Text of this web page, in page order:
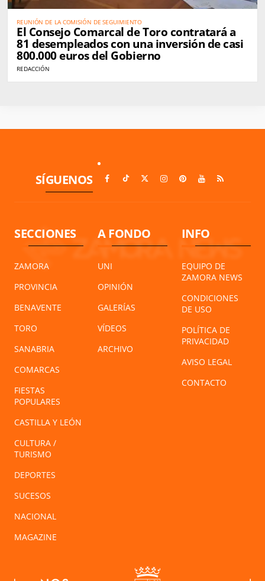
REUNIÓN DE LA COMISIÓN DE SEGUIMIENTO
El Consejo Comarcal de Toro contratará a
81 desempleados con una inversión de casi
800.000 euros del Gobierno
REDACCIÓN
SÍGUENOS
SECCIONES
ZAMORA
PROVINCIA
BENAVENTE
TORO
SANABRIA
COMARCAS
FIESTAS
POPULARES
CASTILLA Y LEÓN
CULTURA /
TURISMO
DEPORTES
SUCESOS
NACIONAL
MAGAZINE
A FONDO
UNI
OPINIÓN
GALERÍAS
VÍDEOS
ARCHIVO
INFO
EQUIPO DE
ZAMORA NEWS
CONDICIONES
DE USO
POLÍTICA DE
PRIVACIDAD
AVISO LEGAL
CONTACTO